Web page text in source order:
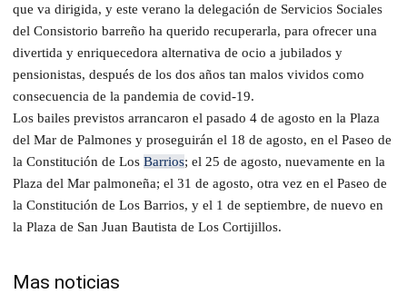
que va dirigida, y este verano la delegación de Servicios Sociales
del Consistorio barreño ha querido recuperarla, para ofrecer una
divertida y enriquecedora alternativa de ocio a jubilados y
pensionistas, después de los dos años tan malos vividos como
consecuencia de la pandemia de covid-19.
Los bailes previstos arrancaron el pasado 4 de agosto en la Plaza
del Mar de Palmones y proseguirán el 18 de agosto, en el Paseo de
la Constitución de Los Barrios; el 25 de agosto, nuevamente en la
Plaza del Mar palmoneña; el 31 de agosto, otra vez en el Paseo de
la Constitución de Los Barrios, y el 1 de septiembre, de nuevo en
la Plaza de San Juan Bautista de Los Cortijillos.
Mas noticias